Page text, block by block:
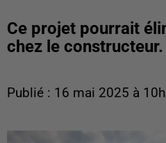
Ce projet pourrait
chez le constructeur.
Publié : 16 mai 2025 à